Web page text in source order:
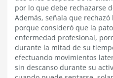
por lo que debe rechazarse
Además, señala que
porque consideró que la
enfermedad profesional,
durante la mitad de su
efectuando movimientos
sin descanso durante su